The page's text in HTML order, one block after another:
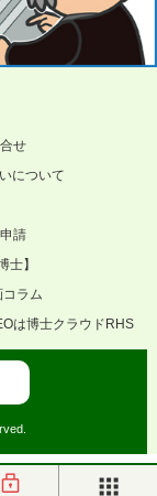
せ
について
請
士】
ラム
は博士クラウドRHS